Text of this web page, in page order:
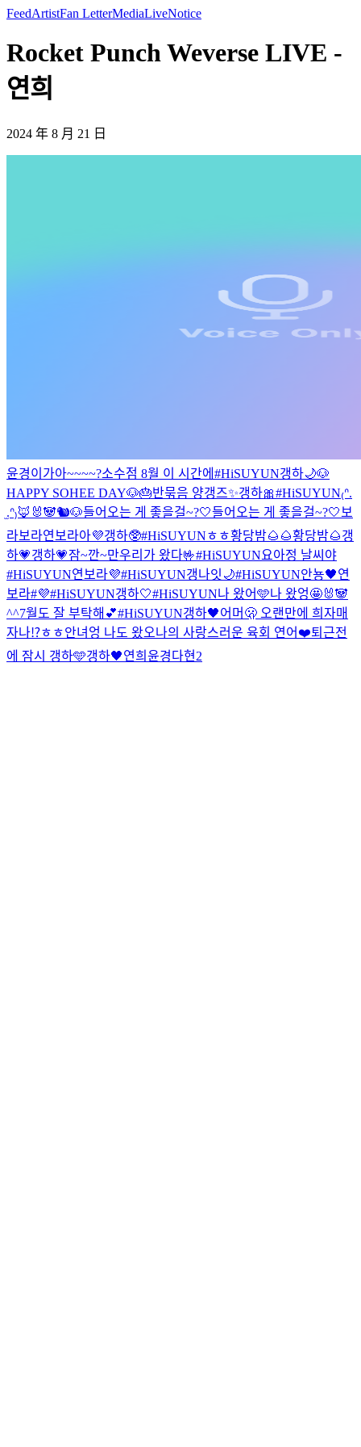
FeedArtistFan LetterMediaLiveNotice
Rocket Punch Weverse LIVE -
연희
2024 年 8 月 21 日
윤경이가아~~~~?소수점 8월 이 시간에 #HiSUYUN갱하🌙🐶
HAPPY SOHEE DAY🐶🎂반묶음 양갱즈✨갱하🎀#HiSUYUN₍ᐢ.
̫.ᐢ₎🦊🐰🐼🐿🐶들어오는 게 좋을걸~?🤍들어오는 게 좋을걸~?🤍 보
라보라연보라아💜갱하🥸#HiSUYUNㅎㅎ황당밤🌰🌰황당밤🌰갱
하💗갱하💗잠~깐~만우리가 왔다🤟#HiSUYUN요아정 날씨야
#HiSUYUN연보라💜#HiSUYUN갱나잇🌙#HiSUYUN안뇽🖤연
보라#💜#HiSUYUN갱하🤍#HiSUYUN나 왔어🩵나 왔엉🤩🐰🐼
^^7월도 잘 부탁해💕#HiSUYUN갱하🖤어머🫢 오랜만에 희자매
자나⁉️ㅎㅎ안녀엉 나도 왔오나의 사랑스러운 육회 연어❤️퇴근전
에 잠시 갱하🩵갱하🖤연희윤경다현2